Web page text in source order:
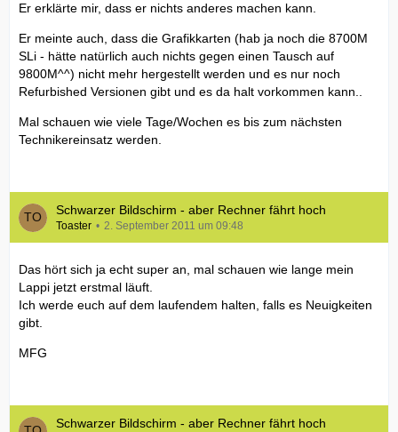
Er erklärte mir, dass er nichts anderes machen kann.
Er meinte auch, dass die Grafikkarten (hab ja noch die 8700M
SLi - hätte natürlich auch nichts gegen einen Tausch auf
9800M^^) nicht mehr hergestellt werden und es nur noch
Refurbished Versionen gibt und es da halt vorkommen kann..
Mal schauen wie viele Tage/Wochen es bis zum nächsten
Technikereinsatz werden.
Schwarzer Bildschirm - aber Rechner fährt hoch
Toaster 2. September 2011 um 09:48
Das hört sich ja echt super an, mal schauen wie lange mein
Lappi jetzt erstmal läuft.
Ich werde euch auf dem laufendem halten, falls es Neuigkeiten
gibt.
MFG
Schwarzer Bildschirm - aber Rechner fährt hoch